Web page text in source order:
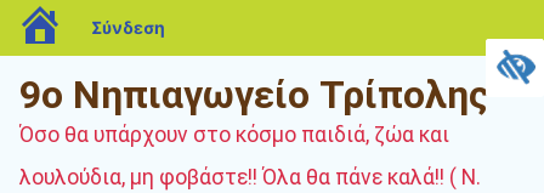
9ο Νηπιαγωγείο Τρίπολης
Όσο θα υπάρχουν στο κόσμο παιδιά, ζώα και
λουλούδια, μη φοβάστε!! Όλα θα πάνε καλά!! ( Ν.
blogs.sch.gr
Σύνδεση